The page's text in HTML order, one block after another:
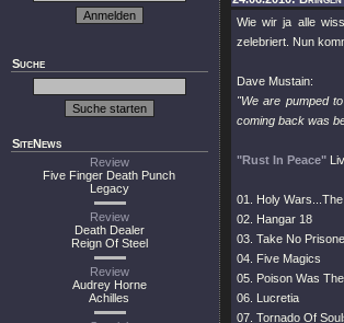
Suche
SiteNews
Review
Five Finger Death Punch
Legacy
Review
Death Dealer
Reign Of Steel
Review
Audrey Horne
Achilles
Wie wir ja alle
zelebriert. Nun
Dave Mustain:
"We are pumped
coming back was
"Rust In Peace"
01. Holy
02. Hangar 18
03. Take No
04. Five Magics
05. Poison Was
06. Lucretia
07. Tornado Of